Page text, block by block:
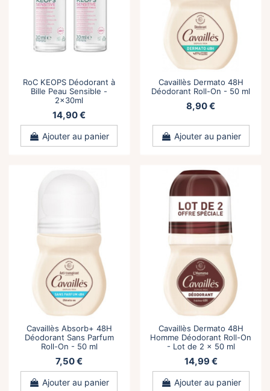
RoC KEOPS Déodorant à
Bille Peau Sensible -
2x30ml
14,90 €
Ajouter au panier
Cavaillès Dermato 48H
Déodorant Roll-On - 50 ml
8,90 €
Ajouter au panier
Cavaillès Absorb+ 48H
Déodorant Sans Parfum
Roll-On - 50 ml
7,50 €
Ajouter au panier
Cavaillès Dermato 48H
Homme Déodorant Roll-On
- Lot de 2 x 50 ml
14,99 €
Ajouter au panier